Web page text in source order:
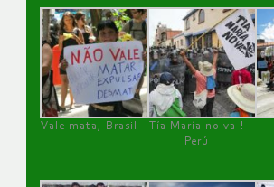
Vale mata, Brasil
Tía María no va !
Perú